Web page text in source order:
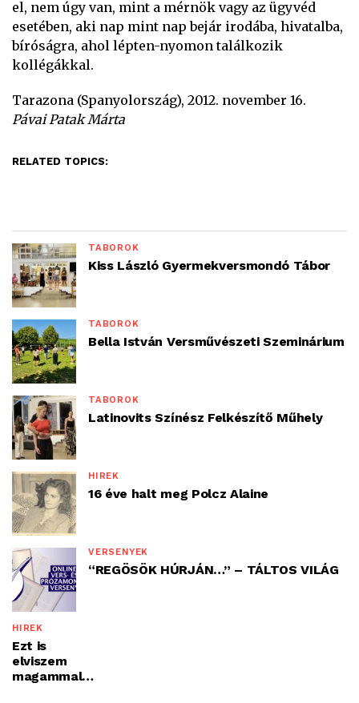
el, nem úgy van, mint a mérnök vagy az ügyvéd
esetében, aki nap mint nap bejár irodába, hivatalba,
bíróságra, ahol lépten-nyomon találkozik
kollégákkal.
Tarazona (Spanyolország), 2012. november 16.
Pávai Patak Márta
RELATED TOPICS:
TÁBOROK
Kiss László Gyermekversmondó Tábor
TÁBOROK
Bella István Versművészeti Szeminárium
TÁBOROK
Latinovits Színész Felkészítő Műhely
HÍREK
16 éve halt meg Polcz Alaine
VERSENYEK
“REGÖSÖK HÚRJÁN…” – TÁLTOS VILÁG
HÍREK
Ezt is
elviszem
magammal…